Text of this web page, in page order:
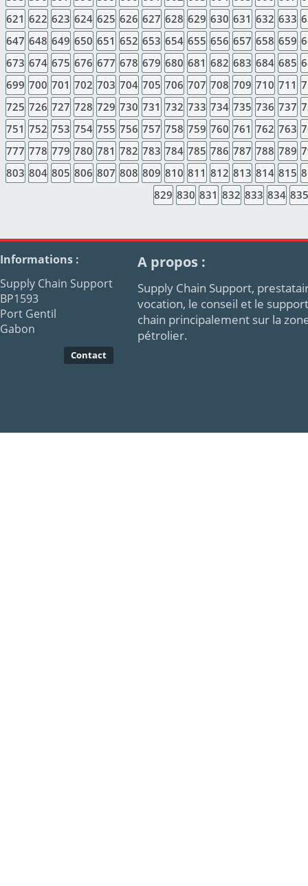
621 622 623 624 625 626 627 628 629 630 631 632 633
647 648 649 650 651 652 653 654 655 656 657 658 659
673 674 675 676 677 678 679 680 681 682 683 684 685
699 700 701 702 703 704 705 706 707 708 709 710 711
725 726 727 728 729 730 731 732 733 734 735 736 737
751 752 753 754 755 756 757 758 759 760 761 762 763
777 778 779 780 781 782 783 784 785 786 787 788 789
803 804 805 806 807 808 809 810 811 812 813 814 815
829 830 831 832 833 834 835
Informations :
Supply Chain Support
BP1593
Port Gentil
Gabon
Contact
A propos :
Supply Chain Support,
vocation, le conseil et le
chain principalement sur la
pétrolier.